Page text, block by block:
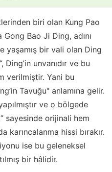
biri olan Kung Pao
Bao Ji Ding, adını
yaşamış bir vali olan Ding
Ding’in unvanıdır ve bu
verilmiştir. Yani bu
Tavuğu" anlamına gelir.
ve o bölgede
sayesinde orijinali hem
karıncalanma hissi bırakır.
ise bu geleneksel
bir hâlidir.